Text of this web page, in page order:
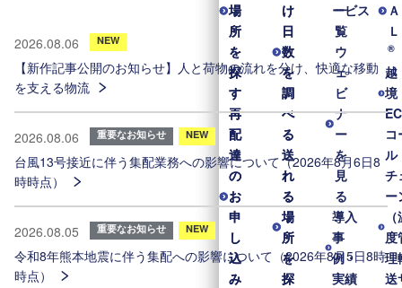
場
所
を
探
す
再
配
達
の
お
申
し
込
み
け
日
数
を
調
べ
る
送
れ
る
場
所
を
探
ービス
場
所
を
探
す
再
配
達
の
お
申
し
込
み
け
日
数
を
調
べ
る
送
れ
る
場
所
を
探
一
覧
ウ
ェ
ビ
ナ
ー
を
見
る
導入
事
例・
実績
Ａ
Ｌ
®
越
境
EC
コ
ル
チ
ー
度
理
送
2026.08.06 NEW
【新作記事公開のお知らせ】人と荷物の流れを分け、快適な移動
を支える物流
2026.08.06 重要なお知らせ NEW
台風13号接近に伴う集配業務への影響について（2026年8月6日8
時時点）
2026.08.05 重要なお知らせ NEW
令和8年熊本地震に伴う集配への影響について（2026年8月5日8時
時点）